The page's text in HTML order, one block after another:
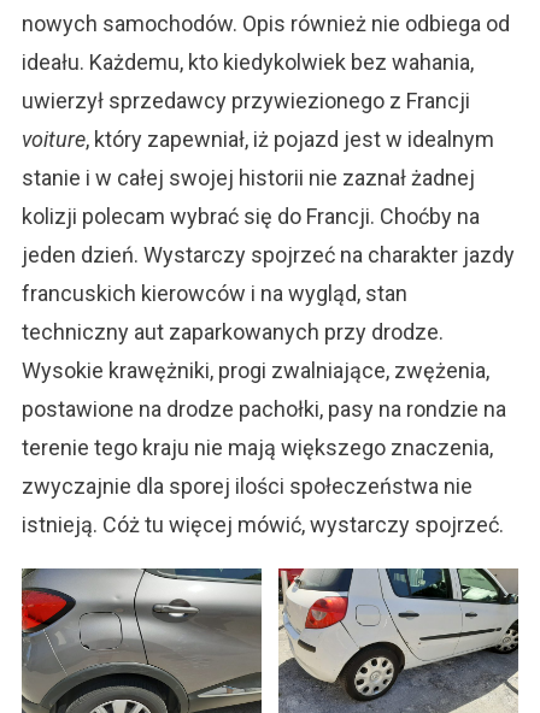
nowych samochodów. Opis również nie odbiega od
ideału. Każdemu, kto kiedykolwiek bez wahania,
uwierzył sprzedawcy przywiezionego z Francji
voiture, który zapewniał, iż pojazd jest w idealnym
stanie i w całej swojej historii nie zaznał żadnej
kolizji polecam wybrać się do Francji. Choćby na
jeden dzień. Wystarczy spojrzeć na charakter jazdy
francuskich kierowców i na wygląd, stan
techniczny aut zaparkowanych przy drodze.
Wysokie krawężniki, progi zwalniające, zwężenia,
postawione na drodze pachołki, pasy na rondzie na
terenie tego kraju nie mają większego znaczenia,
zwyczajnie dla sporej ilości społeczeństwa nie
istnieją. Cóż tu więcej mówić, wystarczy spojrzeć.